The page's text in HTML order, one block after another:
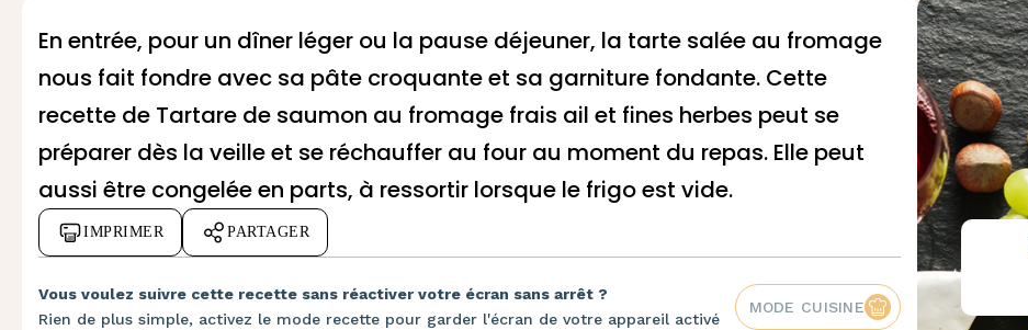
En entrée, pour un dîner léger ou la pause déjeuner, la tarte salée au fromage
nous fait fondre avec sa pâte croquante et sa garniture fondante. Cette
recette de Tartare de saumon au fromage frais ail et fines herbes peut se
préparer dès la veille et se réchauffer au four au moment du repas. Elle peut
aussi être congelée en parts, à ressortir lorsque le frigo est vide.
IMPRIMER PARTAGER
Vous voulez suivre cette recette sans réactiver votre écran sans arrêt ?
Rien de plus simple, activez le mode recette pour garder l'écran de votre appareil activé
MODE CUISINE